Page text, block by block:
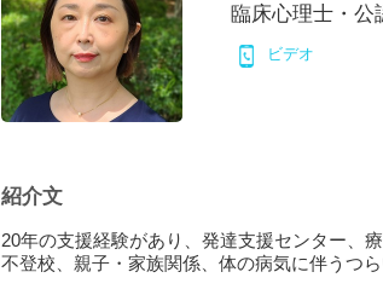
臨床心理士・公
ビデオ
紹介文
20年の支援経験があり、発達支援センター、
不登校、親子・家族関係、体の病気に伴うつ